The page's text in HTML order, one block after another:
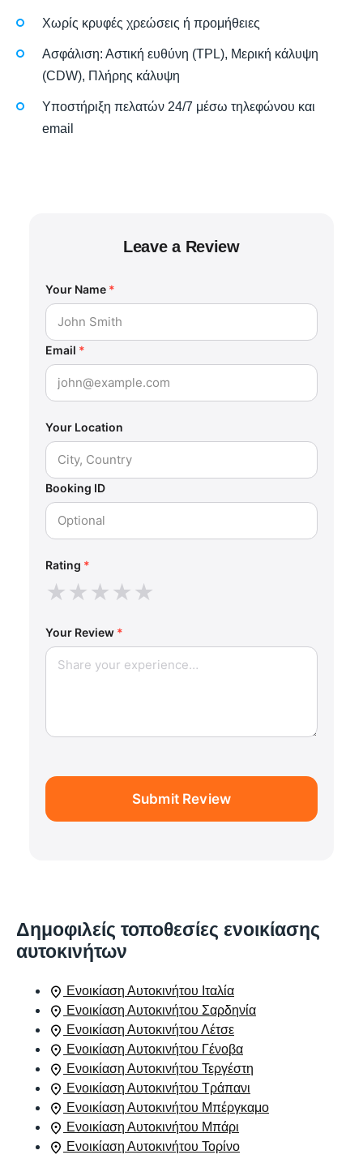
Χωρίς κρυφές χρεώσεις ή προμήθειες
Ασφάλιση: Αστική ευθύνη (TPL), Μερική κάλυψη
(CDW), Πλήρης κάλυψη
Υποστήριξη πελατών 24/7 μέσω τηλεφώνου και
email
Leave a Review
Your Name *
Email *
Your Location
Booking ID
Rating *
★★★★★
Your Review *
Submit Review
Δημοφιλείς τοποθεσίες ενοικίασης
αυτοκινήτων
Ενοικίαση Αυτοκινήτου Ιταλία
Ενοικίαση Αυτοκινήτου Σαρδηνία
Ενοικίαση Αυτοκινήτου Λέτσε
Ενοικίαση Αυτοκινήτου Γένοβα
Ενοικίαση Αυτοκινήτου Τεργέστη
Ενοικίαση Αυτοκινήτου Τράπανι
Ενοικίαση Αυτοκινήτου Μπέργκαμο
Ενοικίαση Αυτοκινήτου Μπάρι
Ενοικίαση Αυτοκινήτου Τορίνο